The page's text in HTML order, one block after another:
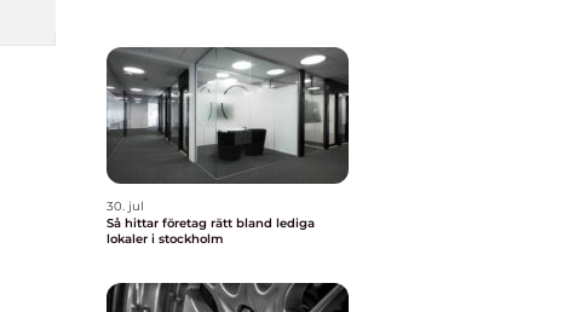
30. jul
Så hittar företag rätt bland lediga
lokaler i stockholm